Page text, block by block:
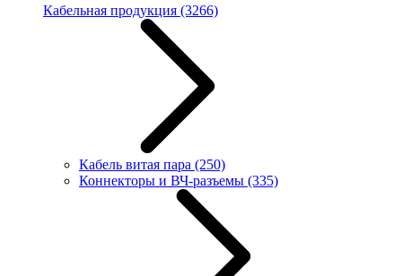
Кабельная продукция (3266)
Кабель витая пара (250)
Коннекторы и ВЧ-разъемы (335)